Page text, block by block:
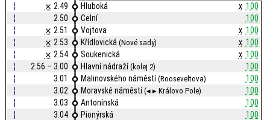
¦
⨯ 2.49 Hluboká x 100
¦
2.50 Celní
100
¦
⨯ 2.51 Vojtova x 100
¦
⨯ 2.53 Křídlovická(Nové sady) x 100
¦
⨯ 2.54 Soukenická x 100
¦
2.56 – 3.00 Hlavní nádraží(kolej 2)
100
¦
3.01 Malinovského náměstí(Rooseveltova)
100
¦
3.02 Moravské náměstí(◂ ▸ Královo Pole)
100
¦
3.03 Antonínská
100
¦
3.04 Pionýrská
100